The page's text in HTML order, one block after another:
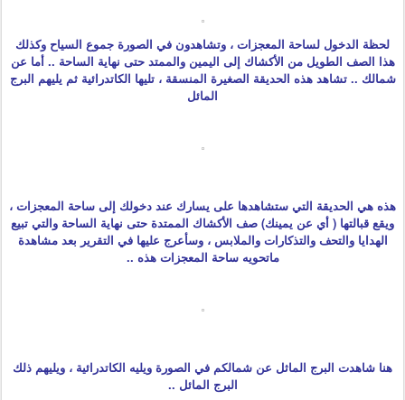
لحظة الدخول لساحة المعجزات ، وتشاهدون في الصورة جموع السياح وكذلك
هذا الصف الطويل من الأكشاك إلى اليمين والممتد حتى نهاية الساحة .. أما عن
شمالك .. تشاهد هذه الحديقة الصغيرة المنسقة ، تليها الكاتدرائية ثم يليهم البرج
المائل
هذه هي الحديقة التي ستشاهدها على يسارك عند دخولك إلى ساحة المعجزات ،
ويقع قبالتها ( أي عن يمينك) صف الأكشاك الممتدة حتى نهاية الساحة والتي تبيع
الهدايا والتحف والتذكارات والملابس ، وسأعرج عليها في التقرير بعد مشاهدة
ماتحويه ساحة المعجزات هذه ..
هنا شاهدت البرج الماثل عن شمالكم في الصورة ويليه الكاتدرائية ، ويليهم ذلك
البرج المائل ..